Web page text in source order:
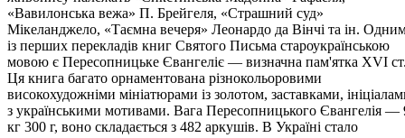
«Вавилонська вежа» П. Брейгеля, «Страшний суд»
Мікеланджело, «Таємна вечеря» Леонардо да Вінчі та ін.
із перших перекладів книг Святого Письма староукраїнською
мовою є Пересопницьке Євангеліє — визначна пам'ятка XVI
Ця книга багато орнаментована різнокольоровими
високохудожніми мініатюрами із золотом, заставками,
з українськими мотивами. Вага Пересопницького Євангелія —
кг 300 г, воно складається з 482 аркушів. В Україні стало